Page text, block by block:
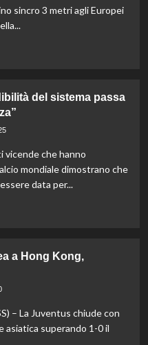
sincro 3 metri agli Europei
del sistema passa
vicende che hanno
mondiale dimostrano che
data per...
a Hong Kong,
– La Juventus chiude con
superando 1-0 il